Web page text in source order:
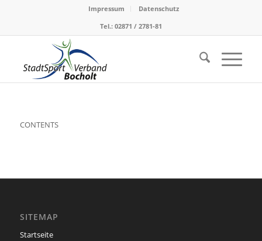
Impressum
Datenschutz
Tel.: 02871 / 2781-81
CONTENTS
SITEMAP
Startseite